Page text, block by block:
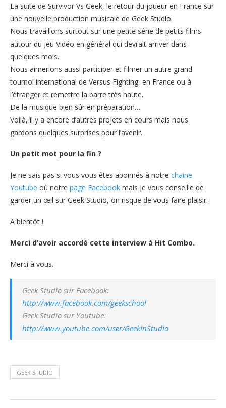
La suite de Survivor Vs Geek, le retour du joueur en France sur
une nouvelle production musicale de Geek Studio.
Nous travaillons surtout sur une petite série de petits films
autour du Jeu Vidéo en général qui devrait arriver dans
quelques mois.
Nous aimerions aussi participer et filmer un autre grand
tournoi international de Versus Fighting, en France ou à
l’étranger et remettre la barre très haute.
De la musique bien sûr en préparation…
Voilà, il y a encore d’autres projets en cours mais nous
gardons quelques surprises pour l’avenir.
Un petit mot pour la fin ?
Je ne sais pas si vous vous êtes abonnés à notre chaine
Youtube où notre page Facebook mais je vous conseille de
garder un œil sur Geek Studio, on risque de vous faire plaisir.
A bientôt !
Merci d’avoir accordé cette interview à Hit Combo.
Merci à vous.
Geek Studio sur Facebook:
http://www.facebook.com/geekschool
Geek Studio sur Youtube:
http://www.youtube.com/user/GeekinStudio
GEEK STUDIO